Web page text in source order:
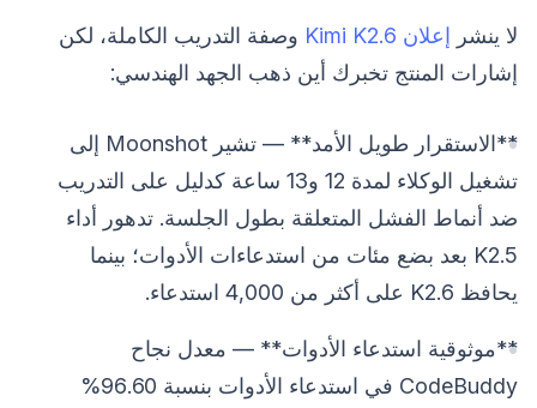
لا ينشر إعلان Kimi K2.6
وصفة التدريب الكاملة، لكن
إشارات المنتج تخبرك أين ذهب الجهد الهندسي:
**الاستقرار طويل الأمد** — تشير Moonshot إلى
تشغيل الوكلاء لمدة 12 و13 ساعة كدليل على التدريب
ضد أنماط الفشل المتعلقة بطول الجلسة. تدهور أداء
K2.5 بعد بضع مئات من استدعاءات الأدوات؛ بينما
يحافظ K2.6 على أكثر من 4,000 استدعاء.
**موثوقية استدعاء الأدوات** — معدل نجاح
CodeBuddy في استدعاء الأدوات بنسبة 96.60%